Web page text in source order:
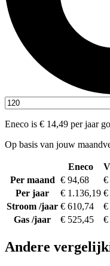
Eneco is € 14,49 per jaar
Op basis van jouw
Eneco
Per maand € 94,68 €
Per jaar
€ 1.136,19 €
Stroom /jaar € 610,74
€
Gas /jaar
€ 525,45 €
Andere